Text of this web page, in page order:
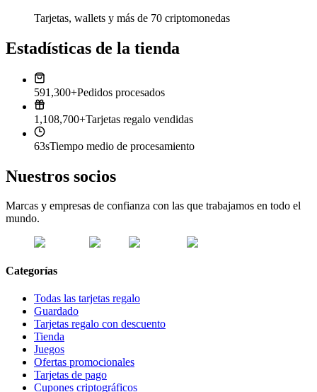
Tarjetas, wallets y más de 70 criptomonedas
Estadísticas de la tienda
591,300+Pedidos procesados
1,108,700+Tarjetas regalo vendidas
63sTiempo medio de procesamiento
Nuestros socios
Marcas y empresas de confianza con las que trabajamos en todo el
mundo.
Categorías
Todas las tarjetas regalo
Guardado
Tarjetas regalo con descuento
Tienda
Juegos
Ofertas promocionales
Tarjetas de pago
Cupones criptográficos